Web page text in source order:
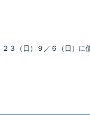
３（日）９／６（日）に